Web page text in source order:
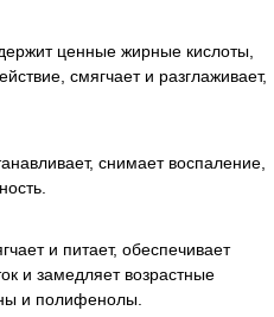
ценные жирные кислоты,
смягчает и разглаживает,
снимает воспаление,
и питает, обеспечивает
и замедляет возрастные
и полифенолы.